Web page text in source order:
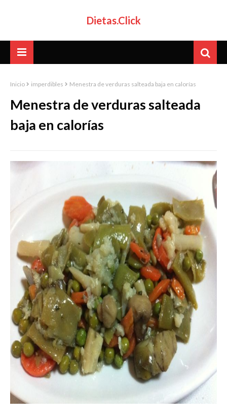
Dietas.Click
Inicio imperdibles Menestra de verduras salteada baja en calorías
Menestra de verduras salteada
baja en calorías